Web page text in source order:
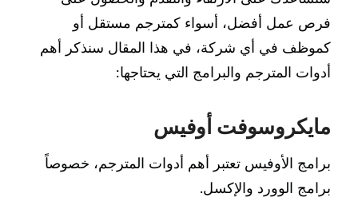
فرص عمل أفضل، أسواء كمترجم مستقل أو
كموظف في أي شركة، في هذا المقال سنذكر أهم
أدوات المترجم والبرامج التي يحتاجها:
مايكروسوفت أوفيس
برامج الأوفيس تعتبر أهم أدوات المترجم، خصوصاً
برامج الوورد والإكسل.